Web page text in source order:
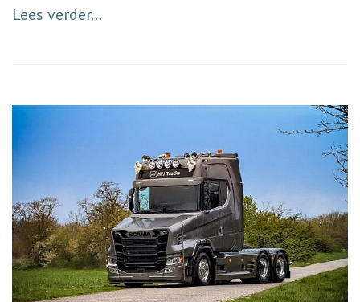
Lees verder...